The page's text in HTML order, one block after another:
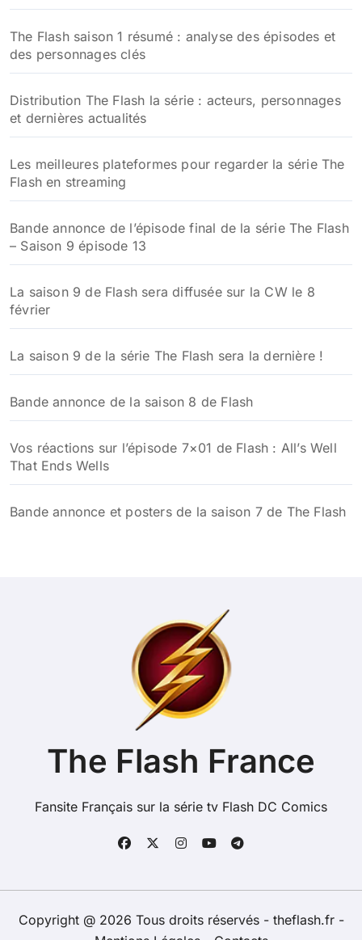
The Flash saison 1 résumé : analyse des épisodes et
des personnages clés
Distribution The Flash la série : acteurs, personnages
et dernières actualités
Les meilleures plateformes pour regarder la série The
Flash en streaming
Bande annonce de l’épisode final de la série The Flash
– Saison 9 épisode 13
La saison 9 de Flash sera diffusée sur la CW le 8
février
La saison 9 de la série The Flash sera la dernière !
Bande annonce de la saison 8 de Flash
Vos réactions sur l’épisode 7×01 de Flash : All’s Well
That Ends Wells
Bande annonce et posters de la saison 7 de The Flash
The Flash France
Fansite Français sur la série tv Flash DC Comics
Copyright @ 2026 Tous droits réservés - theflash.fr -